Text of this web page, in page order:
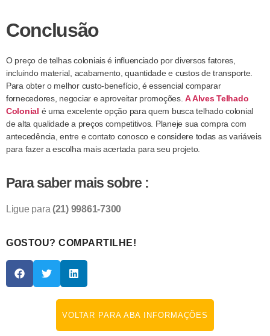
Conclusão
O preço de telhas coloniais é influenciado por diversos fatores,
incluindo material, acabamento, quantidade e custos de transporte.
Para obter o melhor custo-benefício, é essencial comparar
fornecedores, negociar e aproveitar promoções. A Alves Telhado
Colonial é uma excelente opção para quem busca telhado colonial
de alta qualidade a preços competitivos. Planeje sua compra com
antecedência, entre e contato conosco e considere todas as variáveis
para fazer a escolha mais acertada para seu projeto.
Para saber mais sobre :
Ligue para(21) 99861-7300
GOSTOU? COMPARTILHE!
VOLTAR PARA ABA INFORMAÇÕES